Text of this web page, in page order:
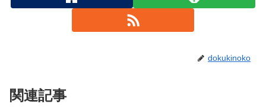
dokukinoko
関連記事